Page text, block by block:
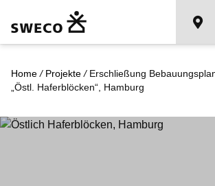
Home / Projekte / Erschließung
„Östl. Haferblöcken“, Hamburg